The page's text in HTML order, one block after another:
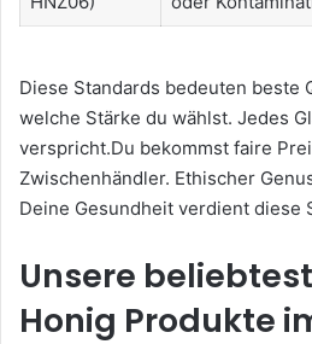
Diese Standards bedeuten beste
welche Stärke du wählst. Jedes
verspricht.Du bekommst faire
Zwischenhändler. Ethischer
Deine Gesundheit verdient diese
Unsere
Honig Produkte